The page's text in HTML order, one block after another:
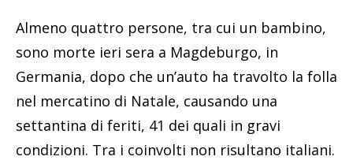
Almeno quattro persone, tra cui un bambino,
sono morte ieri sera a Magdeburgo, in
Germania, dopo che un’auto ha travolto la folla
nel mercatino di Natale, causando una
settantina di feriti, 41 dei quali in gravi
condizioni. Tra i coinvolti non risultano italiani.